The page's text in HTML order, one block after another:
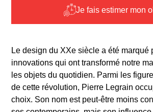
Je fais estimer mon
Le design du XXe siècle a été marqué
innovations qui ont transformé notre
les objets du quotidien. Parmi les
de cette révolution, Pierre Legrain
choix. Son nom est peut-être moins